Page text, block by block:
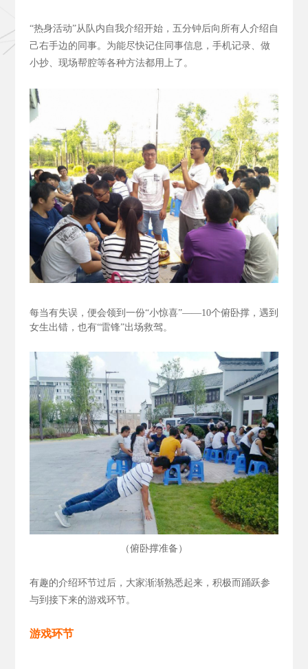
“热身活动”从队内自我介绍开始，五分钟后向所有人介绍自
己右手边的同事。为能尽快记住同事信息，手机记录、做
小抄、现场帮腔等各种方法都用上了。
每当有失误，便会领到一份“小惊喜”——10个俯卧撑，遇到
女生出错，也有“雷锋”出场救驾。
（俯卧撑准备 ）
有趣的介绍环节过后，大家渐渐熟悉起来，积极而踊跃参
与到接下来的游戏环节。
游戏环节